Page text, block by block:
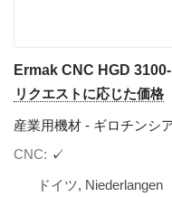
Ermak CNC HGD
リクエストに応じた価格
産業用機材 - ギロチンシ
CNC
✓
ドイツ, Niederlangen